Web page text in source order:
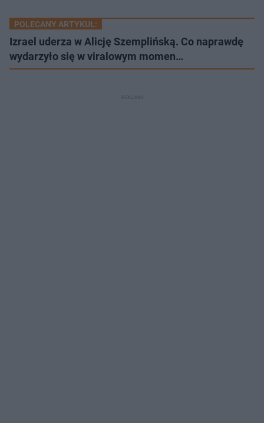
POLECANY ARTYKUŁ:
Izrael uderza w Alicję Szemplińską. Co naprawdę
wydarzyło się w viralowym momen…